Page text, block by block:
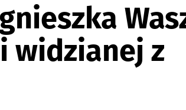
widzianej z